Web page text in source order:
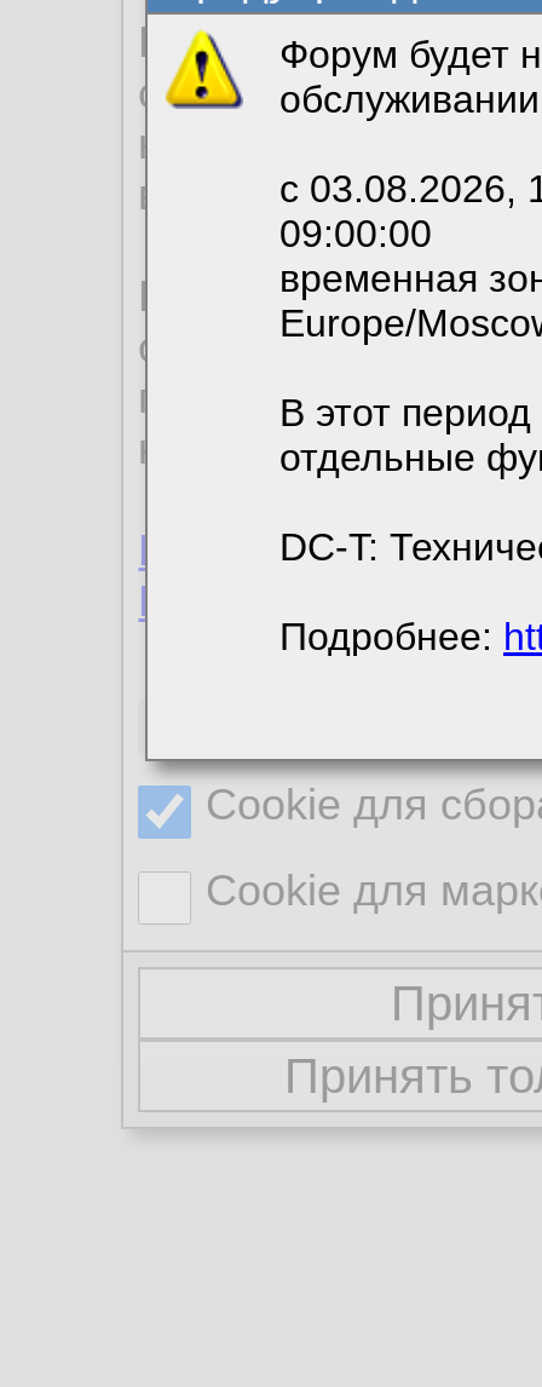
Форум будет
с 03.08.2026,
09:00:00
временная
Europe/
В этот
отдельные
DC-T:
Подробнее:
Продолжая
согласие на
необходимых для
вы можете
По
ознакомиться с
пользовательским
Пользовательское
Политика
Cookie для
Cookie для